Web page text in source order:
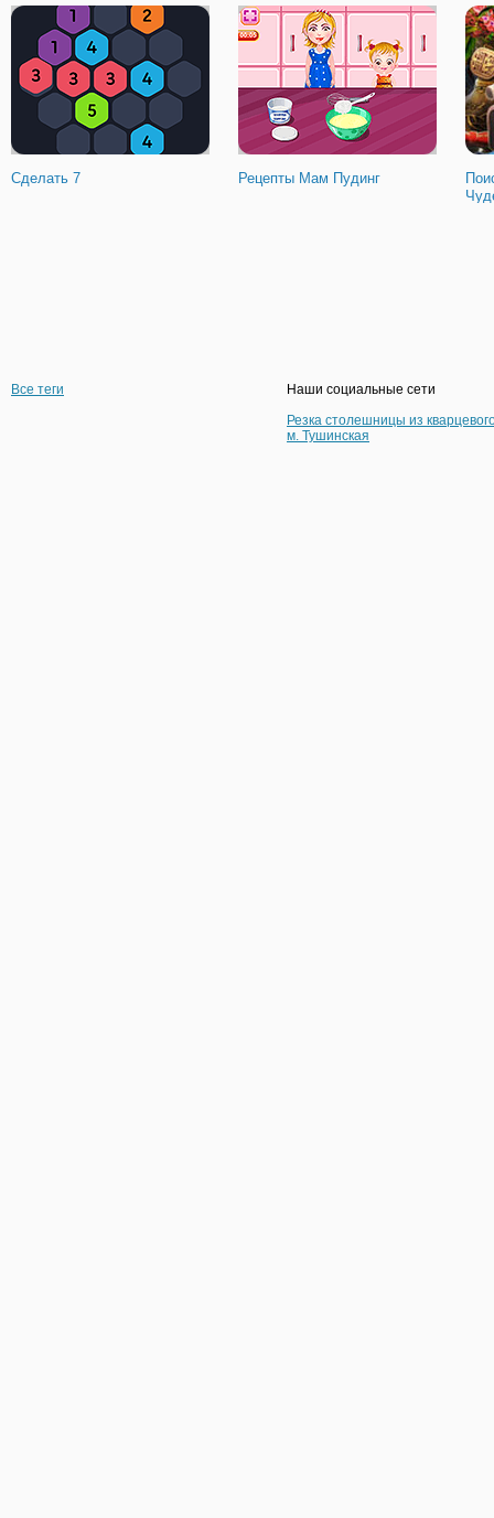
Сделать 7 Рецепты Мам Пудинг
Все теги
Наши социальные сети
Резка столешницы из
м. Тушинская